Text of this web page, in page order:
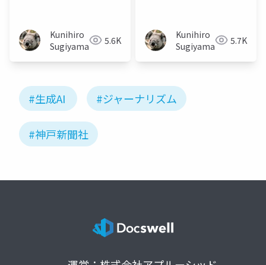
演資料
Kunihiro
Sugiyama
5.6K
総研
AITeC「Generative AI
Study Group第48
Kunihiro
Sugiyama
5.7K
#生成AI #ジャーナリズム
#神戸新聞社